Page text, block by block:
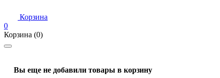
Корзина
0
Корзина (0)
Вы еще не добавили товары в корзину